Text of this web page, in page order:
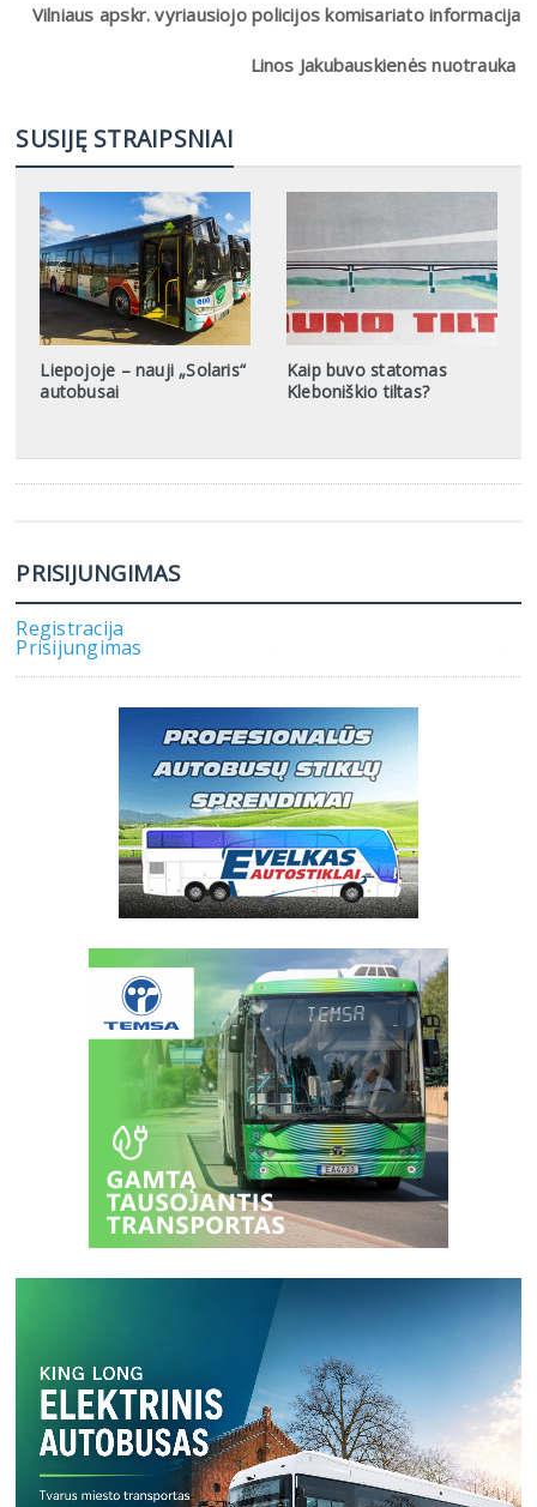
Vilniaus apskr. vyriausiojo policijos komisariato informacija
Linos Jakubauskienės nuotrauka
SUSIJĘ STRAIPSNIAI
Liepojoje – nauji „Solaris“
autobusai
Kaip buvo statomas
Kleboniškio tiltas?
PRISIJUNGIMAS
Registracija
Prisijungimas